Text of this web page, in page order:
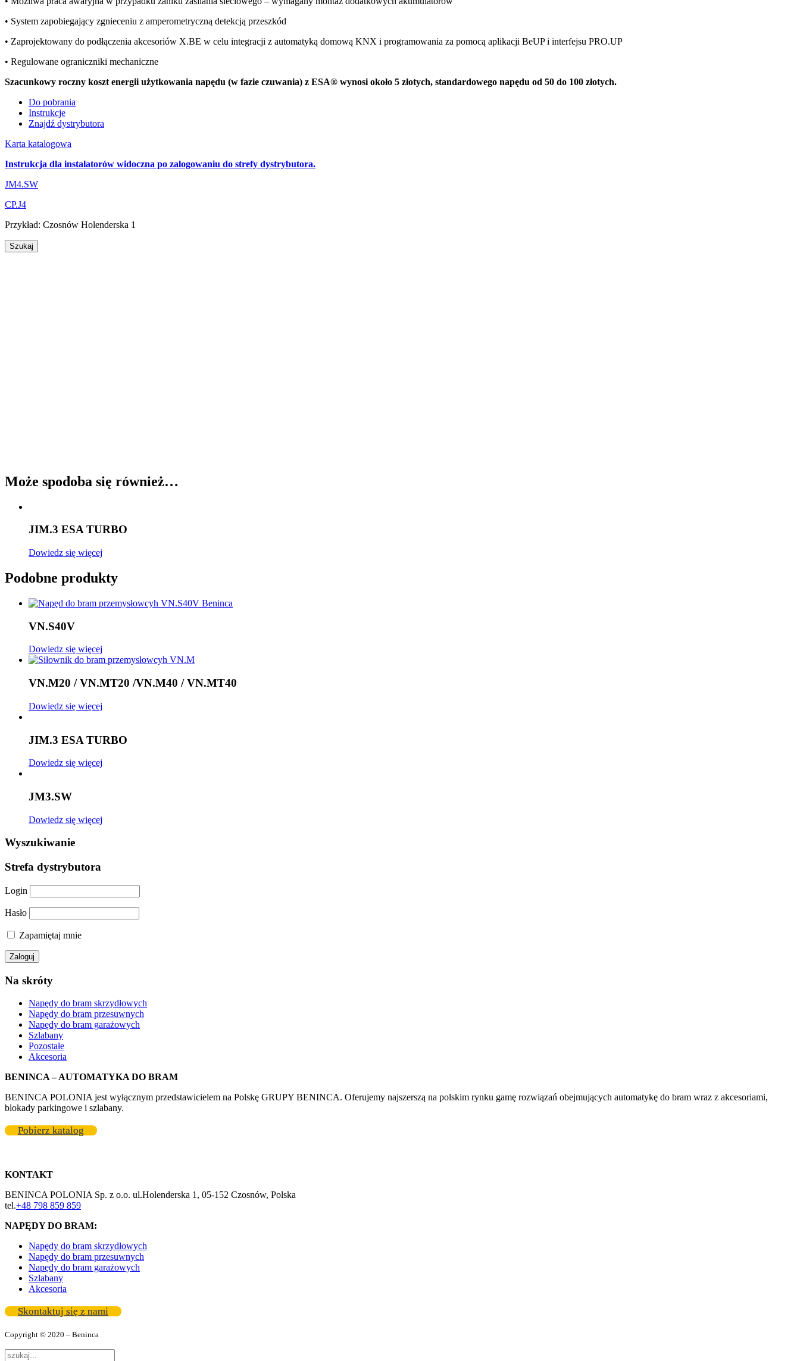
• System zapobiegający zgnieceniu z amperometryczną detekcją przeszkód
• Zaprojektowany do podłączenia akcesoriów X.BE w celu integracji z automatyką domową KNX i programowania za pomocą aplikacji BeUP i interfejsu PRO.UP
• Regulowane ograniczniki mechaniczne
Szacunkowy roczny koszt energii użytkowania napędu (w fazie czuwania) z ESA® wynosi około 5 złotych, standardowego napędu od 50 do 100 złotych.
Do pobrania
Instrukcje
Znajdź dystrybutora
Karta katalogowa
Instrukcja dla instalatorów widoczna po zalogowaniu do strefy dystrybutora.
JM4.SW
CP.J4
Przykład: Czosnów Holenderska 1
Może spodoba się również…
JIM.3 ESA TURBO
Dowiedz się więcej
Podobne produkty
VN.S40V
Dowiedz się więcej
VN.M20 / VN.MT20 /VN.M40 / VN.MT40
Dowiedz się więcej
JIM.3 ESA TURBO
Dowiedz się więcej
JM3.SW
Dowiedz się więcej
Wyszukiwanie
Strefa dystrybutora
Login
Hasło
Zapamiętaj mnie
Na skróty
Napędy do bram skrzydłowych
Napędy do bram przesuwnych
Napędy do bram garażowych
Szlabany
Pozostałe
Akcesoria
BENINCA – AUTOMATYKA DO BRAM
BENINCA POLONIA jest wyłącznym przedstawicielem na Polskę GRUPY BENINCA. Oferujemy najszerszą na polskim rynku gamę rozwiązań obejmujących automatykę do bram wraz z akcesoriami,
blokady parkingowe i szlabany.
Pobierz katalog
KONTAKT
BENINCA POLONIA Sp. z o.o. ul.Holenderska 1, 05-152 Czosnów, Polska
tel.+48 798 859 859
NAPĘDY DO BRAM:
Napędy do bram skrzydłowych
Napędy do bram przesuwnych
Napędy do bram garażowych
Szlabany
Akcesoria
Skontaktuj się z nami
Copyright © 2020 – Beninca